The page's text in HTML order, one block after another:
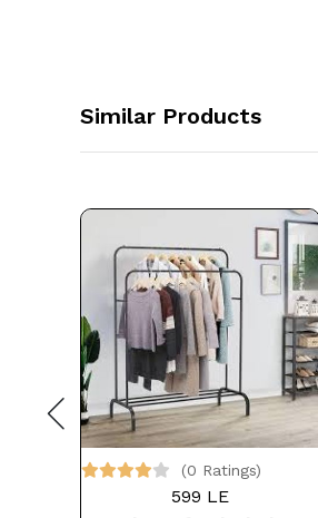
Similar Products
(0 Ratings)
599 LE